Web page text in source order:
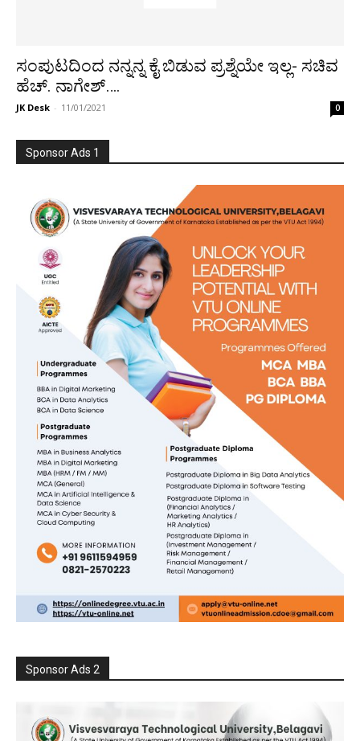
ಸಂಪುಟದಿಂದ ನನ್ನನ್ನ ಕೈ ಬಿಡುವ ಪ್ರಶ್ನೆಯೇ ಇಲ್ಲ- ಸಚಿವ
ಹೆಚ್. ನಾಗೇಶ್….
JK Desk - 11/01/2021 0
Sponsor Ads 1
Sponsor Ads 2